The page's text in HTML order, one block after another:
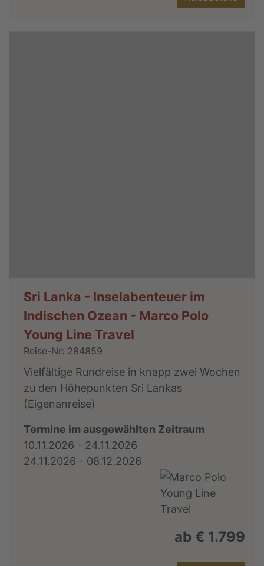
Sri Lanka - Inselabenteuer im
Indischen Ozean - Marco Polo
Young Line Travel
Reise-Nr: 284859
Vielfältige Rundreise in knapp zwei Wochen
zu den Höhepunkten Sri Lankas
(Eigenanreise)
Termine im ausgewählten Zeitraum
10.11.2026 - 24.11.2026
24.11.2026 - 08.12.2026
ab € 1.799